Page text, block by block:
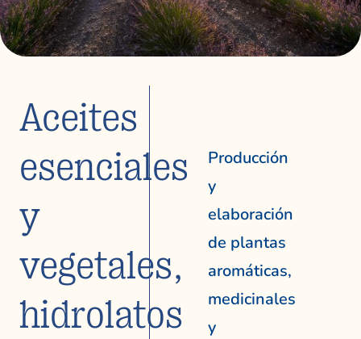
Aceites
esenciales
y
vegetales,
hidrolatos
Producción
y
elaboración
de plantas
aromáticas,
medicinales
y